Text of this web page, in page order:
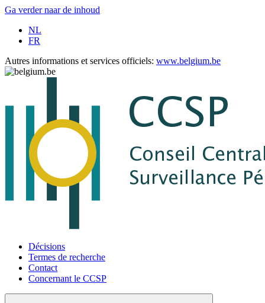
Ga verder naar de inhoud
NL
FR
Autres informations et services officiels: www.belgium.be
Décisions
Termes de recherche
Contact
Concernant le CCSP